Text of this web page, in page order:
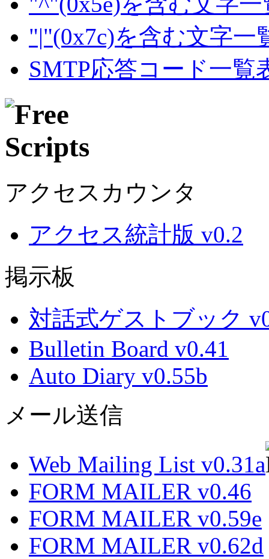
"|"(0x7c)を含む文字一
SMTP応答コード一覧
アクセスカウンタ
アクセス統計版 v0.2
掲示板
対話式ゲストブック
Bulletin Board v0.41
Auto Diary v0.55b
メール送信
Web Mailing List v0.31a
FORM MAILER v0.46
FORM MAILER v0.59e
FORM MAILER v0.62d